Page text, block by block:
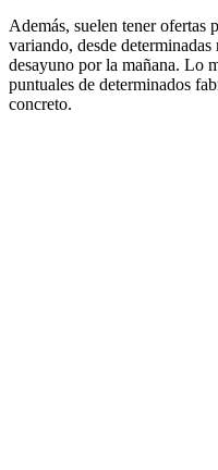
Además, suelen tener ofertas
variando, desde
desayuno por la mañana. Lo
puntuales de determinados
concreto.